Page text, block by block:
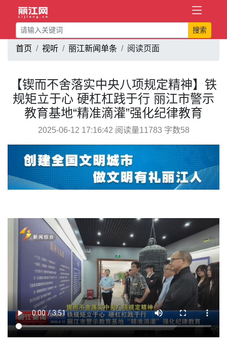
搜索
首页 视听 丽江新闻单条 阅读页面
【锲而不舍落实中央八项规定精神】铁
规矩立于心 硬杠杠践于行 丽江市警示
教育基地“精准滴灌”强化纪律教育
2025-06-12 17:16:42 阅读量11783 字数58